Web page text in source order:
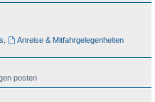
Anreise & Mitfahrgelegenheiten
posten